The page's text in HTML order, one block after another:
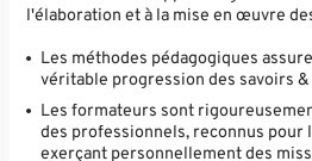
l'élaboration et à la mise en œuvre
Les méthodes pédagogiques
véritable progression des savoirs
Les formateurs sont
des professionnels, reconnus pour
exerçant personnellement des